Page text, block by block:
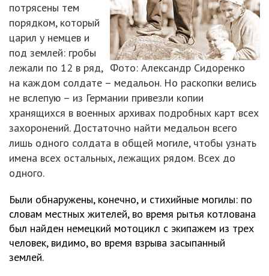
Фото: Александр Сидоренко
потрясены тем
порядком, который
царил у немцев и
под землей: гробы
лежали по 12 в ряд,
на каждом солдате – медальон. Но раскопки велись
не вслепую – из Германии привезли копии
хранящихся в военных архивах подробных карт всех
захоронений. Достаточно найти медальон всего
лишь одного солдата в общей могиле, чтобы узнать
имена всех остальных, лежащих рядом. Всех до
одного.
Были обнаружены, конечно, и стихийные могилы: по
словам местных жителей, во время рытья котлована
был найден немецкий мотоцикл с экипажем из трех
человек, видимо, во время взрыва засыпанный
землей.